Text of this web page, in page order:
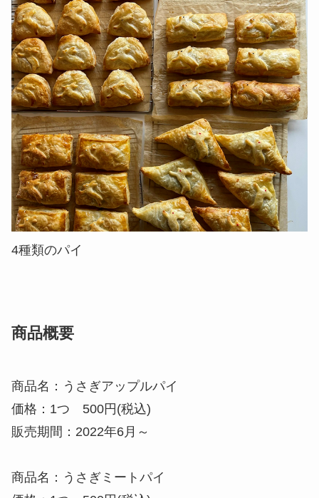
4種類のパイ
商品概要
商品名：うさぎアップルパイ
価格：1つ 500円(税込)
販売期間：2022年6月～
商品名：うさぎミートパイ